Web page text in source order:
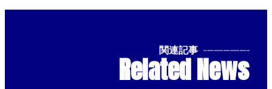
関連記事 --------------
Related News